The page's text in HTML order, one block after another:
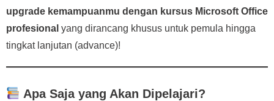
upgrade kemampuanmu dengan kursus Microsoft Office
profesional yang dirancang khusus untuk pemula hingga
tingkat lanjutan (advance)!
Apa Saja yang Akan Dipelajari?